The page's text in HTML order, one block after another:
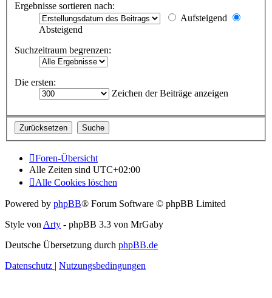
Ergebnisse sortieren nach:
Aufsteigend
Absteigend
Suchzeitraum begrenzen:
Die ersten:
Zeichen der Beiträge anzeigen
Foren-Übersicht
Alle Zeiten sind UTC+02:00
Alle Cookies löschen
Powered by phpBB® Forum Software © phpBB Limited
Style von Arty - phpBB 3.3 von MrGaby
Deutsche Übersetzung durch phpBB.de
Datenschutz | Nutzungsbedingungen